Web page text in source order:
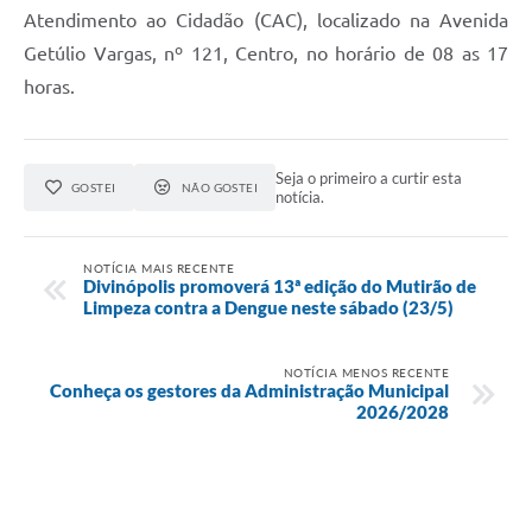
Atendimento ao Cidadão (CAC), localizado na Avenida
Getúlio Vargas, nº 121, Centro, no horário de 08 as 17
horas.
GOSTEI NÃO GOSTEI
Seja o primeiro a curtir esta
notícia.
NOTÍCIA MAIS RECENTE
Divinópolis promoverá 13ª edição do Mutirão de
Limpeza contra a Dengue neste sábado (23/5)
NOTÍCIA MENOS RECENTE
Conheça os gestores da Administração Municipal
2026/2028